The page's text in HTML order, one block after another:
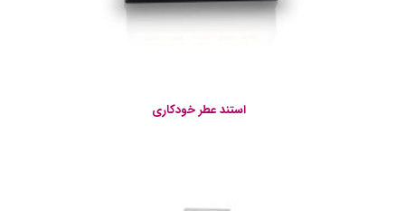
استند عطر خودکاری